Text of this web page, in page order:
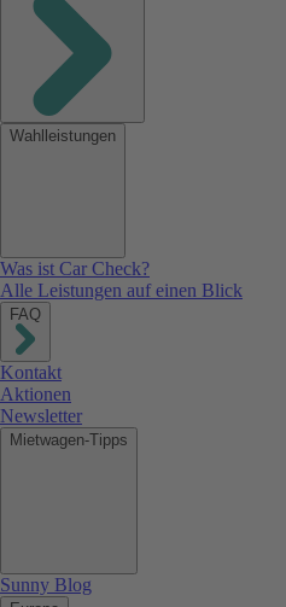
Wahlleistungen
Was ist Car Check?
Alle Leistungen auf einen Blick
FAQ
Kontakt
Aktionen
Newsletter
Mietwagen-Tipps
Sunny Blog